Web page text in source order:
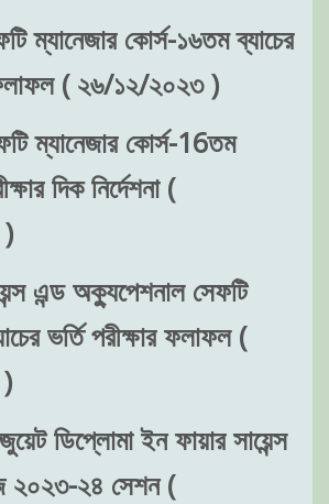
ম্যানেজার কোর্স-১৬তম ব্যাচের
ফলাফল ( ২৬/১২/২০২৩ )
ম্যানেজার কোর্স-16তম
দিক নির্দেশনা (
এন্ড অক্যুপেশনাল সেফটি
ভর্তি পরীক্ষার ফলাফল (
ডিপ্লোমা ইন ফায়ার সায়েন্স
২০২৩-২৪ সেশন (